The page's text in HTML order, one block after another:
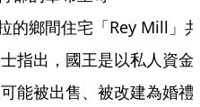
的鄉間住宅「Rey Mill」共
指出，國王是以私人資金
能被出售、被改建為婚禮